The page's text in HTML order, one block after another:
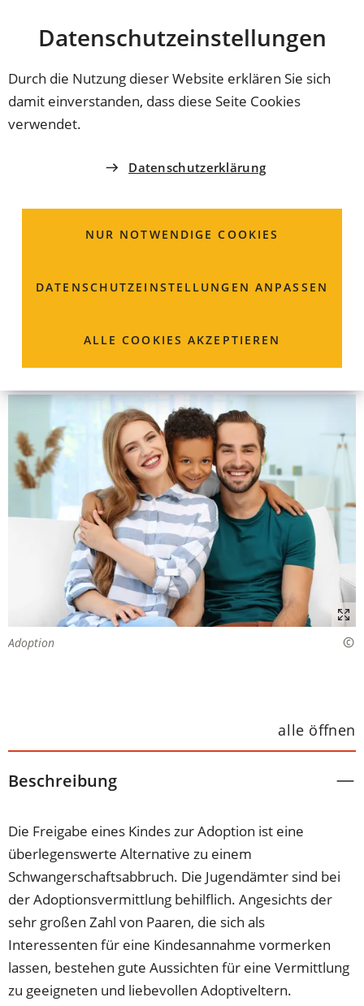
Datenschutz­einstellungen
Durch die Nutzung dieser Website erklären Sie sich
damit einverstanden, dass diese Seite Cookies
verwendet.
Datenschutzerklärung
NUR NOTWENDIGE COOKIES
DATENSCHUTZ­EINSTELLUNGEN ANPASSEN
ALLE COOKIES AKZEPTIEREN
INHALT ANSPRINGEN
Coburg
AMT FÜR JUGEND UND FAMILIE
Informationen zur
Freigabe
Adoption
alle öffnen
Beschreibung
Die Freigabe eines Kindes zur Adoption ist eine
überlegenswerte Alternative zu einem
Schwangerschaftsabbruch. Die Jugendämter sind bei
der Adoptionsvermittlung behilflich. Angesichts der
sehr großen Zahl von Paaren, die sich als
Interessenten für eine Kindesannahme vormerken
lassen, bestehen gute Aussichten für eine Vermittlung
zu geeigneten und liebevollen Adoptiveltern.